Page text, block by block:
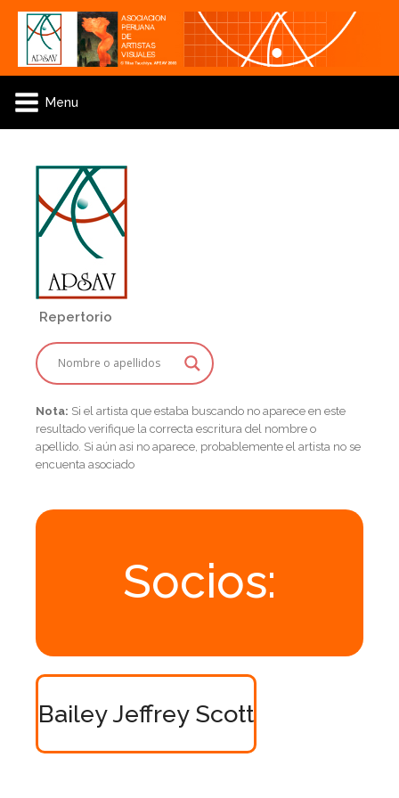
Menu
Repertorio
Nota: Si el artista que estaba buscando no aparece en este
resultado verifique la correcta escritura del nombre o
apellido. Si aún asi no aparece, probablemente el artista no se
encuenta asociado
Socios:
Bailey Jeffrey Scott